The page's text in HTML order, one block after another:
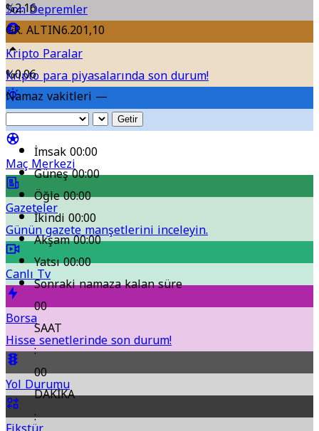
Son Depremler
Kripto Paralar
Kripto para piyasalarında son durum!
Hava Durumu
Maç Merkezi
Gazeteler
Günün gazete manşetlerini inceleyin.
Canlı Tv
Borsa
Hisse senetlerinde son durum!
Yol Durumu
kıyaslamak suç değil
%2.16
GR. ALTIN6.201,10
%0.06
Namaz vakitleri —
Getir
İmsak00:00
Güneş00:00
Öğle00:00
İkindi00:00
Akşam00:00
Yatsı00:00
Sonraki namaza kalan süre
00
SAAT
:
00
DAKİKA
: